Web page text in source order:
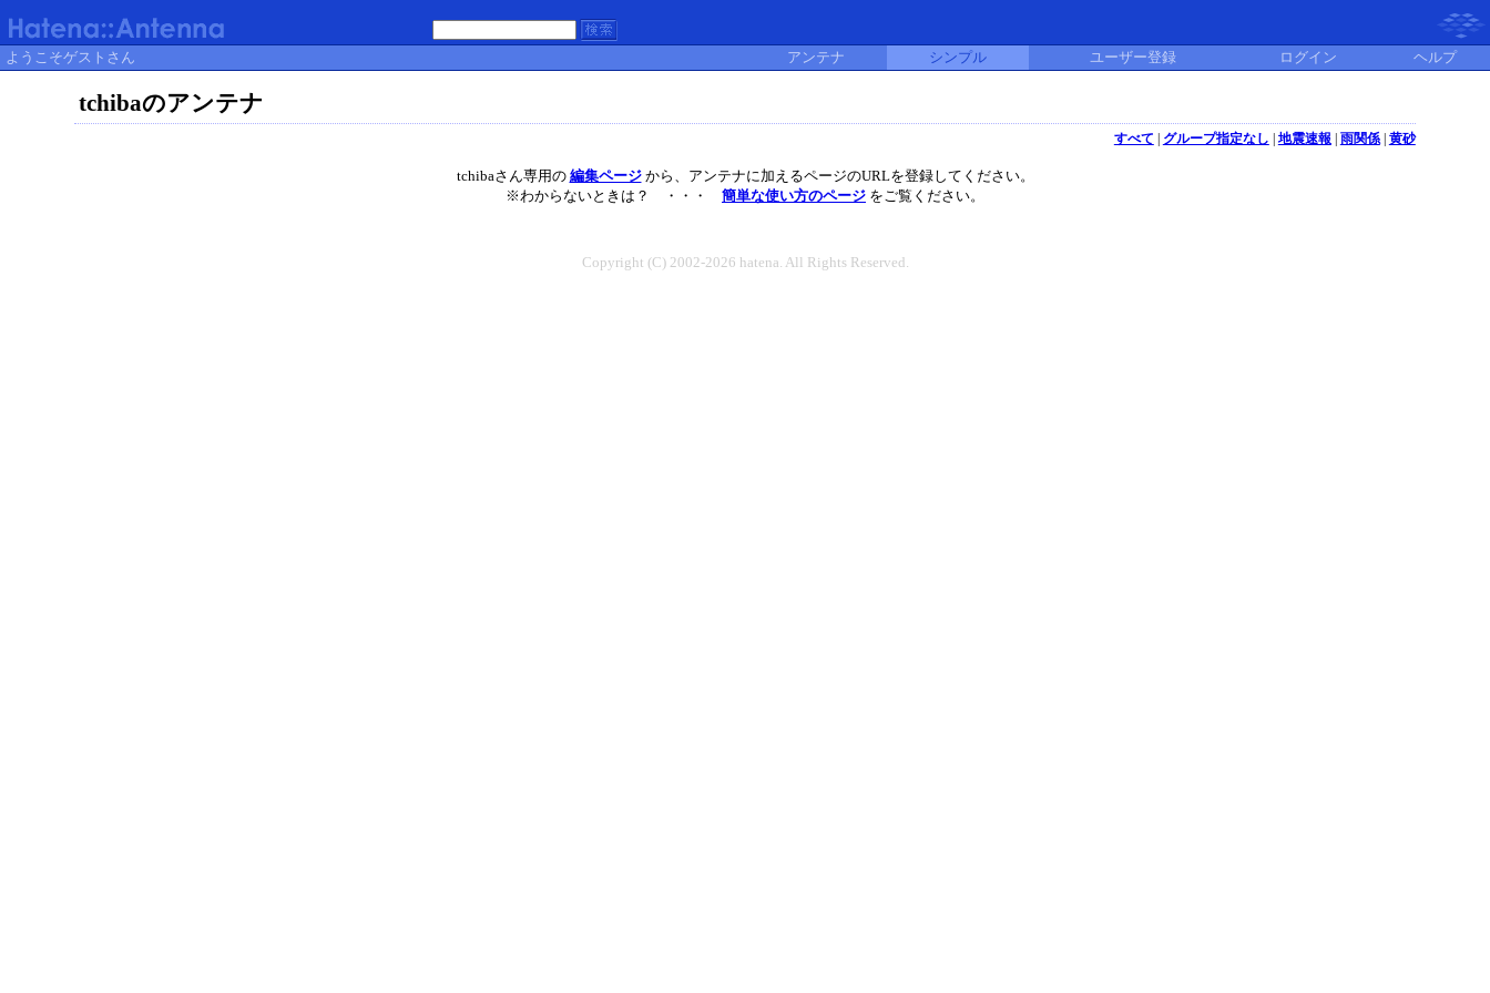
ようこそゲストさん アンテナ シンプル ユーザー登録 ログイン ヘルプ
tchibaのアンテナ
すべて グループ指定なし 地震速報 雨関係| 黄砂
tchibaさん専用の 編集ページから、アンテナに加えるページのURLを登録してください。
※わからないときは？ ・・・ 簡単な使い方のページ をご覧ください。
Copyright (C) 2002-2026 hatena. All Rights Reserved.